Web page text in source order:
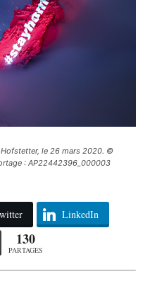
le 26 mars 2020. ©
: AP22442396_000003
LinkedIn
130
PARTAGES